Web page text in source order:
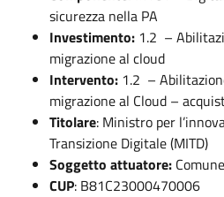
sicurezza nella PA
Investimento: 1.2 –
migrazione al cloud
Intervento: 1.2 –
migrazione al Cloud –
Titolare: Ministro per
Transizione Digitale (MITD)
Soggetto attuatore:
CUP: B81C23000470006